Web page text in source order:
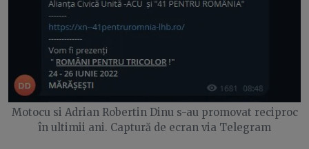
Motocu si Adrian Robertin Dinu s-au promovat reciproc
în ultimii ani. Captură de ecran via Telegram